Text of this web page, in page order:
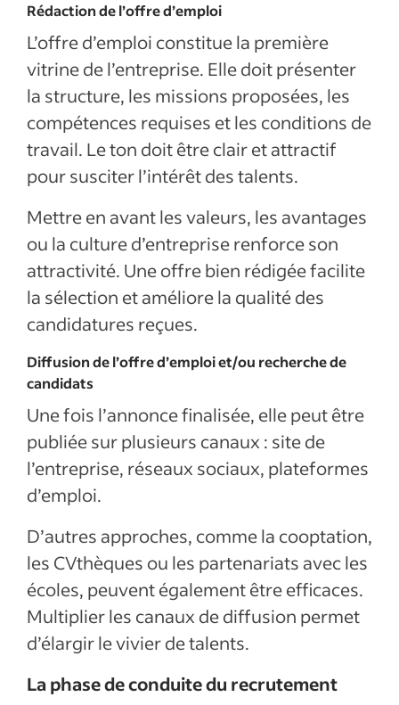
Rédaction de l’offre d’emploi
L’offre d’emploi constitue la première
vitrine de l’entreprise. Elle doit présenter
la structure, les missions proposées, les
compétences requises et les conditions de
travail. Le ton doit être clair et attractif
pour susciter l’intérêt des talents.
Mettre en avant les valeurs, les avantages
ou la culture d’entreprise renforce son
attractivité. Une offre bien rédigée facilite
la sélection et améliore la qualité des
candidatures reçues.
Diffusion de l’offre d’emploi et/ou recherche de
candidats
Une fois l’annonce finalisée, elle peut être
publiée sur plusieurs canaux : site de
l’entreprise, réseaux sociaux, plateformes
d’emploi.
D’autres approches, comme la cooptation,
les CVthèques ou les partenariats avec les
écoles, peuvent également être efficaces.
Multiplier les canaux de diffusion permet
d’élargir le vivier de talents.
La phase de conduite du recrutement